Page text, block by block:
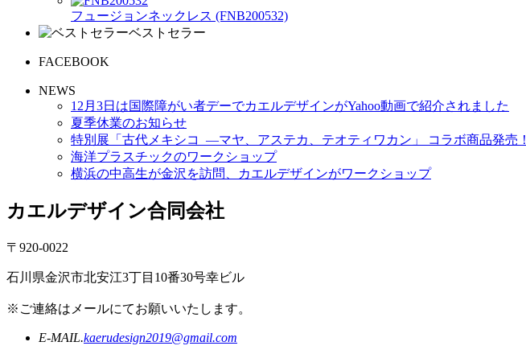
フュージョンネックレス (FNB200532)
ベストセラー
FACEBOOK
NEWS
12月3日は国際障がい者デーでカエルデザインがYahoo動画で紹介されました
夏季休業のお知らせ
特別展「古代メキシコ ―マヤ、アステカ、テオティワカン」 コラボ商品発売！
海洋プラスチックのワークショップ
横浜の中高生が金沢を訪問、カエルデザインがワークショップ
カエルデザイン合同会社
〒920-0022
石川県金沢市北安江3丁目10番30号幸ビル
※ご連絡はメールにてお願いいたします。
E-MAIL.kaerudesign2019@gmail.com